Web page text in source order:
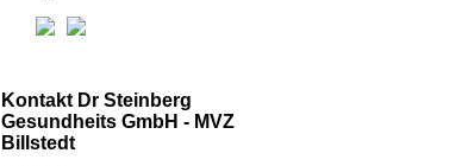
Kontakt Dr Steinberg
Gesundheits GmbH - MVZ
Billstedt